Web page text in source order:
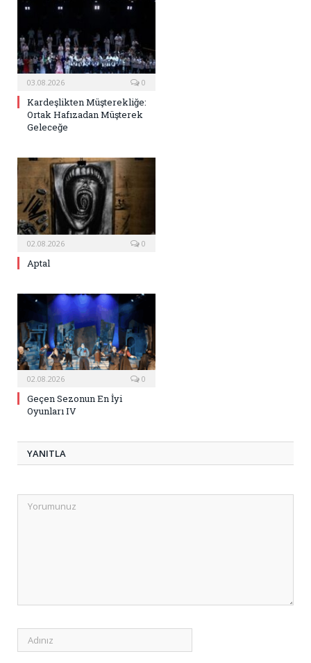
03.08.2026 0
Kardeşlikten Müşterekliğe:
Ortak Hafızadan Müşterek
Geleceğe
02.08.2026 0
Aptal
02.08.2026 0
Geçen Sezonun En İyi
Oyunları IV
YANITLA